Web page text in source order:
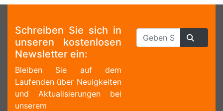
Schreiben Sie sich in
unseren kostenlosen
Newsletter ein:
Bleiben Sie auf dem
Laufenden über Neuigkeiten
und Aktualisierungen bei
unserem